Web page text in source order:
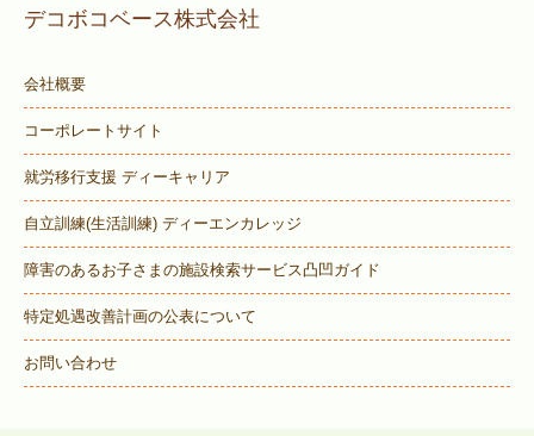
デコボコベース株式会社
会社概要
コーポレートサイト
就労移行支援 ディーキャリア
自立訓練(生活訓練) ディーエンカレッジ
障害のあるお子さまの施設検索サービス凸凹ガイド
特定処遇改善計画の公表について
お問い合わせ